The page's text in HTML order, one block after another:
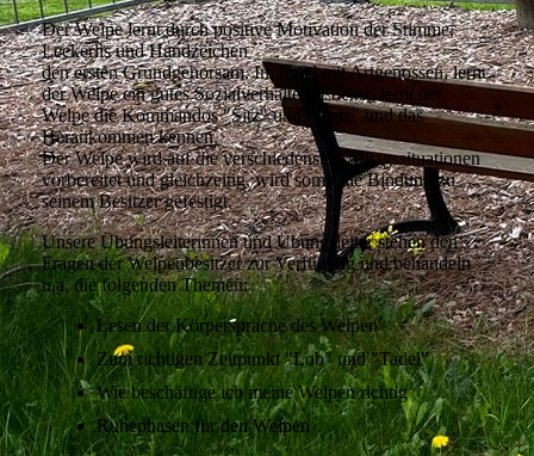
Der Welpe lernt durch positive Motivation der Stimme,
Leckerlis und Handzeichen
den ersten Grundgehorsam. Im Spiel mit Artgenossen, lernt
der Welpe ein gutes Sozialverhalten. Ebenso lernt der
Welpe die Kommandos "Sitz" und "Platz" und das
Herankommen kennen.
Der Welpe wird auf die verschiedensten Alltagssituationen
vorbereitet und gleichzeitig, wird somit die Bindung zu
seinem Besitzer gefestigt.
Unsere Übungsleiterinnen und Übungsleiter stehen den
Fragen der Welpenbesitzer zur Verfügung und behandeln
u.a. die folgenden Themen:
Lesen der Körpersprache des Welpen
Zum richtigen Zeitpunkt "Lob" und "Tadel"
Wie beschäftige ich meine Welpen richtig
Ruhephasen für den Welpen